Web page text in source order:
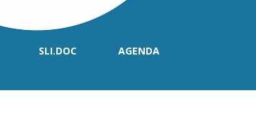
SLI.DOC AGENDA